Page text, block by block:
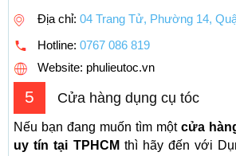
Địa chỉ: 04 Trang Tử, Phường 14,
Hotline: 0767 086 819
Website: phulieutoc.vn
5 Cửa hàng dụng cụ tóc
Nếu bạn đang muốn tìm mộtcửa
uy tín tại TPHCM thì hãy đến với